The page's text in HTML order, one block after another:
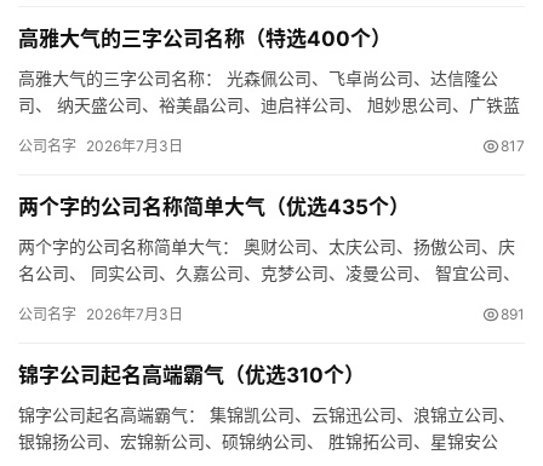
高雅大气的三字公司名称（特选400个）
高雅大气的三字公司名称： 光森佩公司、飞卓尚公司、达信隆公
司、 纳天盛公司、裕美晶公司、迪启祥公司、 旭妙思公司、广铁蓝
公司名字 2026年7月3日 817
两个字的公司名称简单大气（优选435个）
两个字的公司名称简单大气： 奥财公司、太庆公司、扬傲公司、庆
名公司、 同实公司、久嘉公司、克梦公司、凌曼公司、 智宜公司、
公司名字 2026年7月3日 891
锦字公司起名高端霸气（优选310个）
锦字公司起名高端霸气： 集锦凯公司、云锦迅公司、浪锦立公司、
银锦扬公司、宏锦新公司、硕锦纳公司、 胜锦拓公司、星锦安公